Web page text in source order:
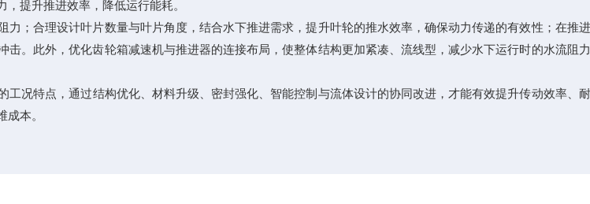
提升推进效率，降低运行能耗。
合理设计叶片数量与叶片角度，结合水下推进需求，提升叶轮的推水效率，确保动力传递的有效性；在推
。此外，优化齿轮箱减速机与推进器的连接布局，使整体结构更加紧凑、流线型，减少水下运行时的水流阻
况特点，通过结构优化、材料升级、密封强化、智能控制与流体设计的协同改进，才能有效提升传动效率、
本。